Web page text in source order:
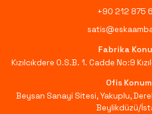
+90 212 875
Fabrika
Kızılcıkdere O.S.B. 1. Cadde No:9
Ofis
Beysan Sanayi Sitesi, Yakuplu,
Beylikdüzü/